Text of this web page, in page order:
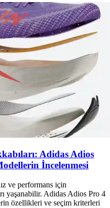
Adidas Adios
İncelenmesi
ve performans için
yaşanabilir. Adidas Adios Pro 4
özellikleri ve seçim kriterleri